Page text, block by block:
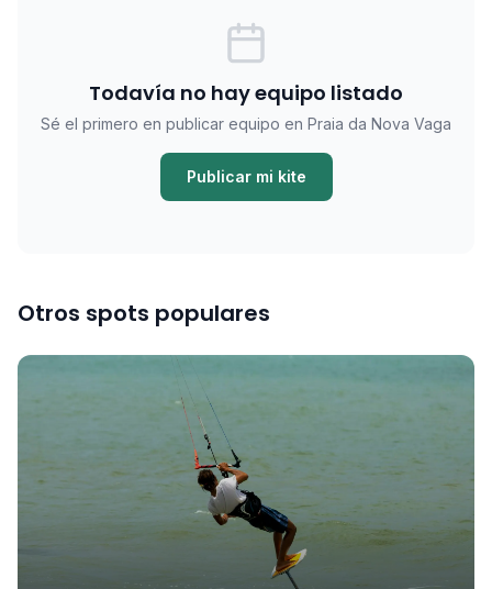
Todavía no hay equipo listado
Sé el primero en publicar equipo en Praia da Nova Vaga
Publicar mi kite
Otros spots populares